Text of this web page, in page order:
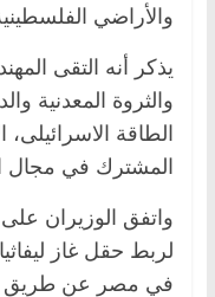
والأراضي
يذكر أنه التقى
والثروة المعدنية
الطاقة
المشترك في مجال
واتفق الوزيران
لربط حقل غاز
في مصر عن طريق